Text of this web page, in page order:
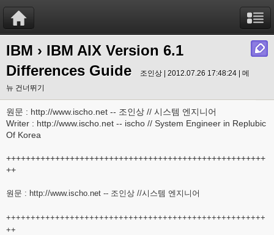
IBM › IBM AIX Version 6.1
Differences Guide
조인상 | 2012.07.26 17:48:24 | 메
뉴 건너뛰기
원문 : http://www.ischo.net -- 조인상 // 시스템 엔지니어
Writer : http://www.ischo.net -- ischo // System Engineer in Replubic
Of Korea
+++++++++++++++++++++++++++++++++++++++++++++++++++++
++
원문 : http://www.ischo.net -- 조인상 //시스템 엔지니어
+++++++++++++++++++++++++++++++++++++++++++++++++++++
++